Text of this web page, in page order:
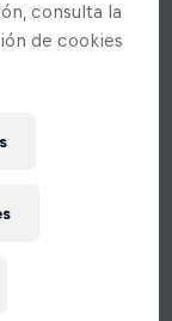
consulta la
de cookies